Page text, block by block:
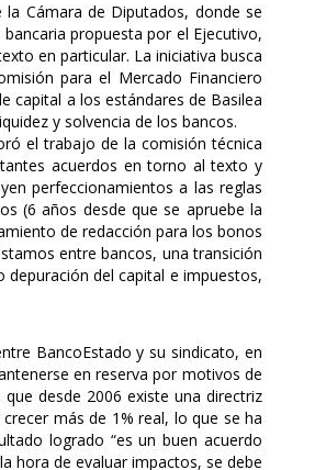
Cámara de Diputados, donde se
propuesta por el Ejecutivo,
en particular. La iniciativa busca
para el Mercado Financiero
capital a los estándares de Basilea
y solvencia de los bancos.
el trabajo de la comisión técnica
acuerdos en torno al texto y
perfeccionamientos a las reglas
(6 años desde que se apruebe la
de redacción para los bonos
entre bancos, una transición
del capital e impuestos,
BancoEstado y su sindicato, en
en reserva por motivos de
desde 2006 existe una directriz
más de 1% real, lo que se ha
logrado “es un buen acuerdo
hora de evaluar impactos, se debe